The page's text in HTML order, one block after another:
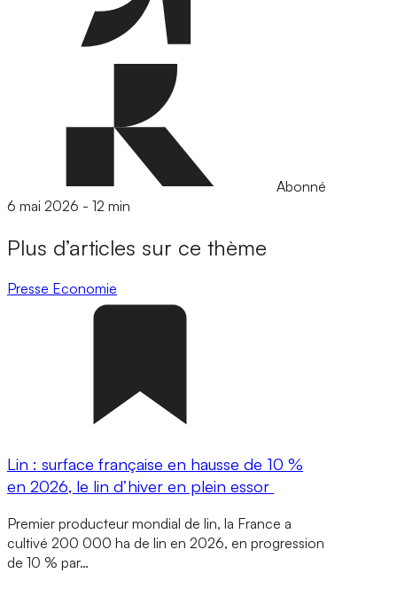
Abonné
6 mai 2026 - 12 min
Plus d’articles sur ce thème
Presse Economie
Lin : surface française en hausse de 10 %
en 2026, le lin d’hiver en plein essor
Premier producteur mondial de lin, la France a
cultivé 200 000 ha de lin en 2026, en progression
de 10 % par…